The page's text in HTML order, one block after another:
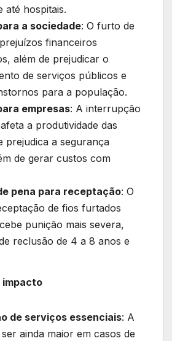
até hospitais.
a sociedade: O furto de
financeiros
além de prejudicar o
de serviços públicos e
para a população.
empresas: A interrupção
a produtividade das
prejudica a segurança
de gerar custos com
pena para receptação: O
de fios furtados
punição mais severa,
reclusão de 4 a 8 anos e
impacto
de serviços essenciais: A
ainda maior em casos de